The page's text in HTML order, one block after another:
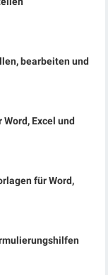
bearbeiten und
Excel und
für Word,